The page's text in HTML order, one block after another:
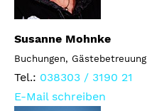
Susanne Mohnke
Buchungen, Gästebetreuung
Tel.: 038303 / 3190 21
E-Mail schreiben